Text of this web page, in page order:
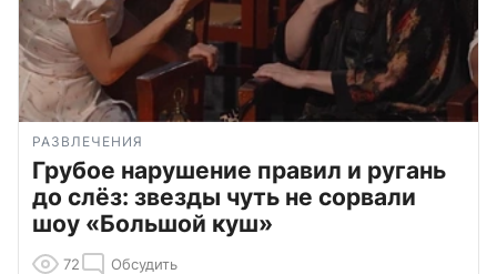
РАЗВЛЕЧЕНИЯ
Грубое нарушение правил и ругань
до слёз: звезды чуть не сорвали
шоу «Большой куш»
72 Обсудить